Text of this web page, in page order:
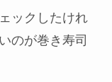
ックしたけれ
のが巻き寿司